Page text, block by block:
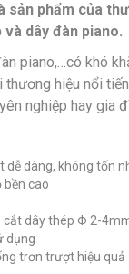
sản phẩm của
dây đàn piano.
piano,…có khó
hiệu nổi
nghiệp hay gia
dễ dàng, không tốn
bền cao
cắt dây thép Φ 2-
dụng
trơn trượt hiệu quả